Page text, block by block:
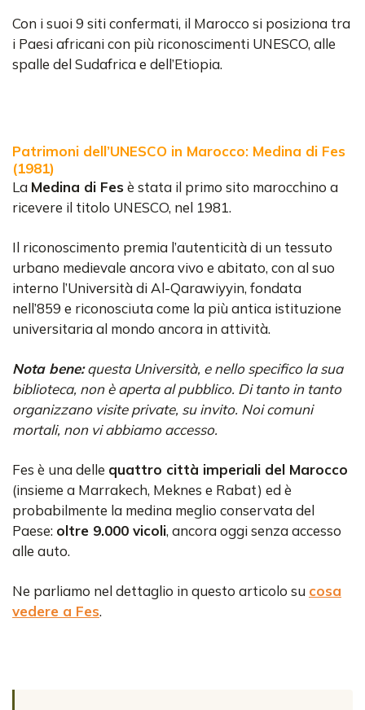
Con i suoi 9 siti confermati, il Marocco si posiziona tra
i Paesi africani con più riconoscimenti UNESCO, alle
spalle del Sudafrica e dell’Etiopia.
Patrimoni dell’UNESCO in Marocco: Medina di Fes
(1981)
La Medina di Fes è stata il primo sito marocchino a
ricevere il titolo UNESCO, nel 1981.
Il riconoscimento premia l’autenticità di un tessuto
urbano medievale ancora vivo e abitato, con al suo
interno l’Università di Al-Qarawiyyin, fondata
nell’859 e riconosciuta come la più antica istituzione
universitaria al mondo ancora in attività.
Nota bene:questa Università, e nello specifico la sua
biblioteca, non è aperta al pubblico. Di tanto in tanto
organizzano visite private, su invito. Noi comuni
mortali, non vi abbiamo accesso.
Fes è una delle quattro città imperiali del Marocco
(insieme a Marrakech, Meknes e Rabat) ed è
probabilmente la medina meglio conservata del
Paese: oltre 9.000 vicoli, ancora oggi senza accesso
alle auto.
Ne parliamo nel dettaglio in questo articolo su cosa
vedere a Fes.